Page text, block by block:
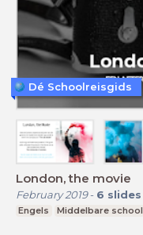
London, the movie
February 2019- 6 slides
Engels Middelbare school
Dé Schoolreisgids